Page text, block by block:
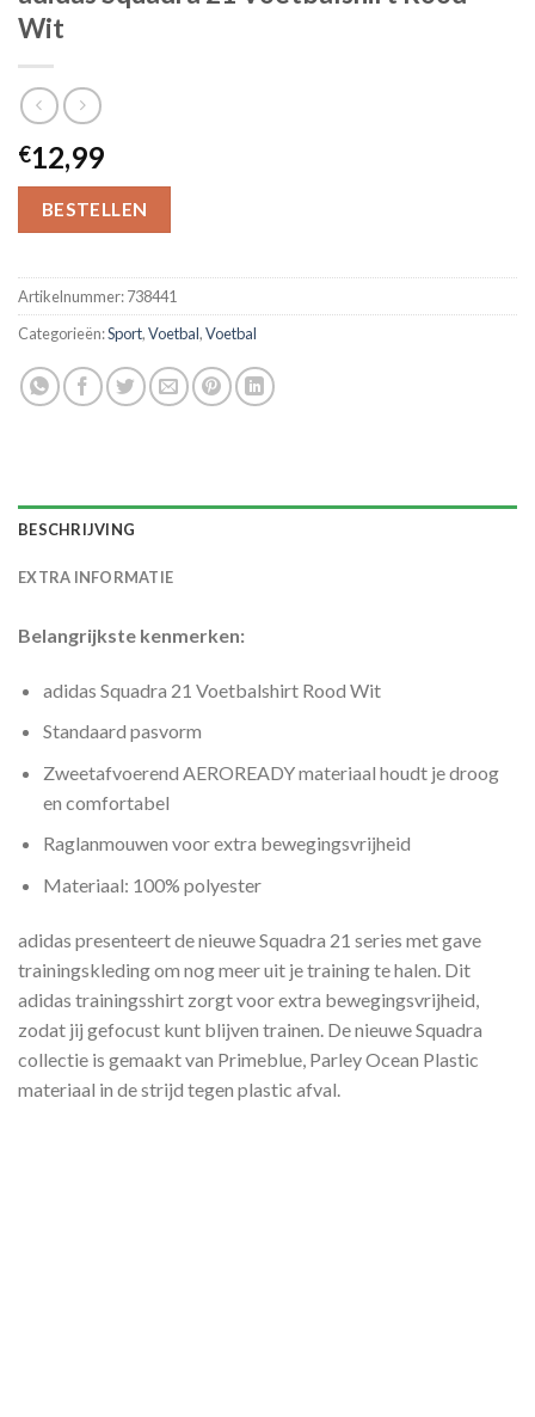
Wit
€12,99
BESTELLEN
Artikelnummer:738441
Categorieën:Sport,Voetbal,Voetbal
BESCHRIJVING
EXTRA INFORMATIE
Belangrijkste kenmerken:
adidas Squadra 21 Voetbalshirt Rood Wit
Standaard pasvorm
Zweetafvoerend AEROREADY materiaal houdt je droog
en comfortabel
Raglanmouwen voor extra bewegingsvrijheid
Materiaal: 100% polyester
adidas presenteert de nieuwe Squadra 21 series met gave
trainingskleding om nog meer uit je training te halen. Dit
adidas trainingsshirt zorgt voor extra bewegingsvrijheid,
zodat jij gefocust kunt blijven trainen. De nieuwe Squadra
collectie is gemaakt van Primeblue, Parley Ocean Plastic
materiaal in de strijd tegen plastic afval.